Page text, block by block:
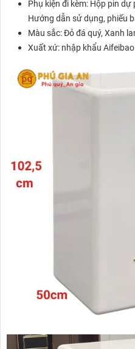
Phụ kiện đi kèm: Hộp pin
Hướng dẫn sử dụng, phiếu
Màu sắc: Đỏ đá quý, Xanh
Xuất xứ: nhập khẩu